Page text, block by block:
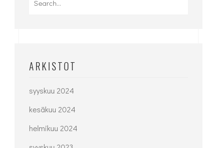
ARKISTOT
syyskuu 2024
kesäkuu 2024
helmikuu 2024